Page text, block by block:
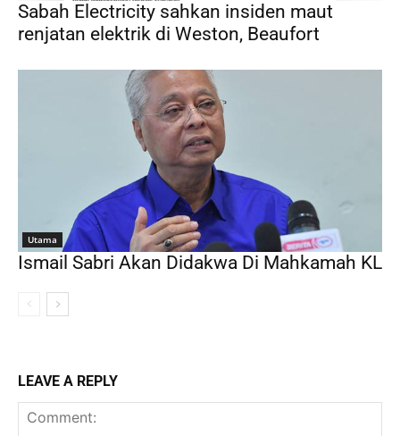
Sabah Electricity sahkan insiden maut
renjatan elektrik di Weston, Beaufort
Utama
Ismail Sabri Akan Didakwa Di Mahkamah KL
LEAVE A REPLY